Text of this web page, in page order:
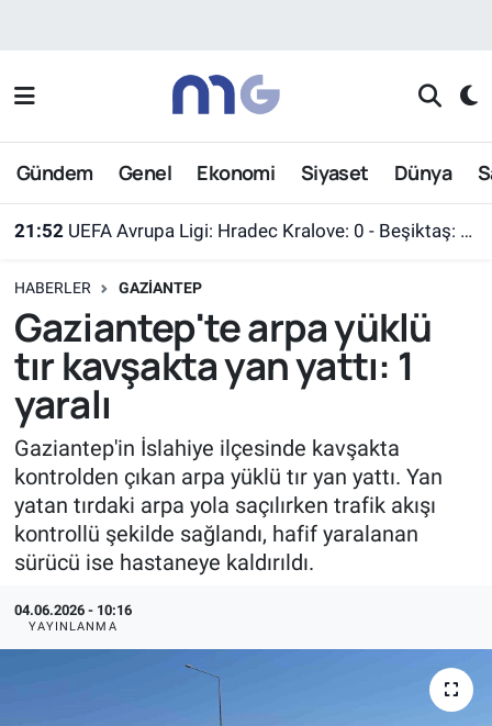
Gündem Genel Ekonomi Siyaset Dünya
21:52 UEFA Avrupa Ligi: Hradec Kralove: 0 - Beşiktaş: 1 (Maç sonucu)
HABERLER GAZIANTEP
Gaziantep'te arpa yüklü
tır kavşakta yan yattı: 1
yaralı
Gaziantep'in İslahiye ilçesinde kavşakta
kontrolden çıkan arpa yüklü tır yan yattı. Yan
yatan tırdaki arpa yola saçılırken trafik akışı
kontrollü şekilde sağlandı, hafif yaralanan
sürücü ise hastaneye kaldırıldı.
04.06.2026 - 10:16
YAYINLANMA
Nöbetçi Eczaneler
Hava Durumu
Süper Lig Puan Durumu ve Fikstür
Tüm Manşetler
Son Dakika Haberleri
Haber Arşivi